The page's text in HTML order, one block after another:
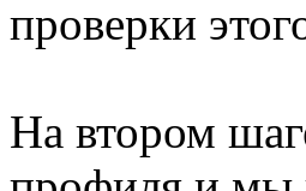
проверки
На втором